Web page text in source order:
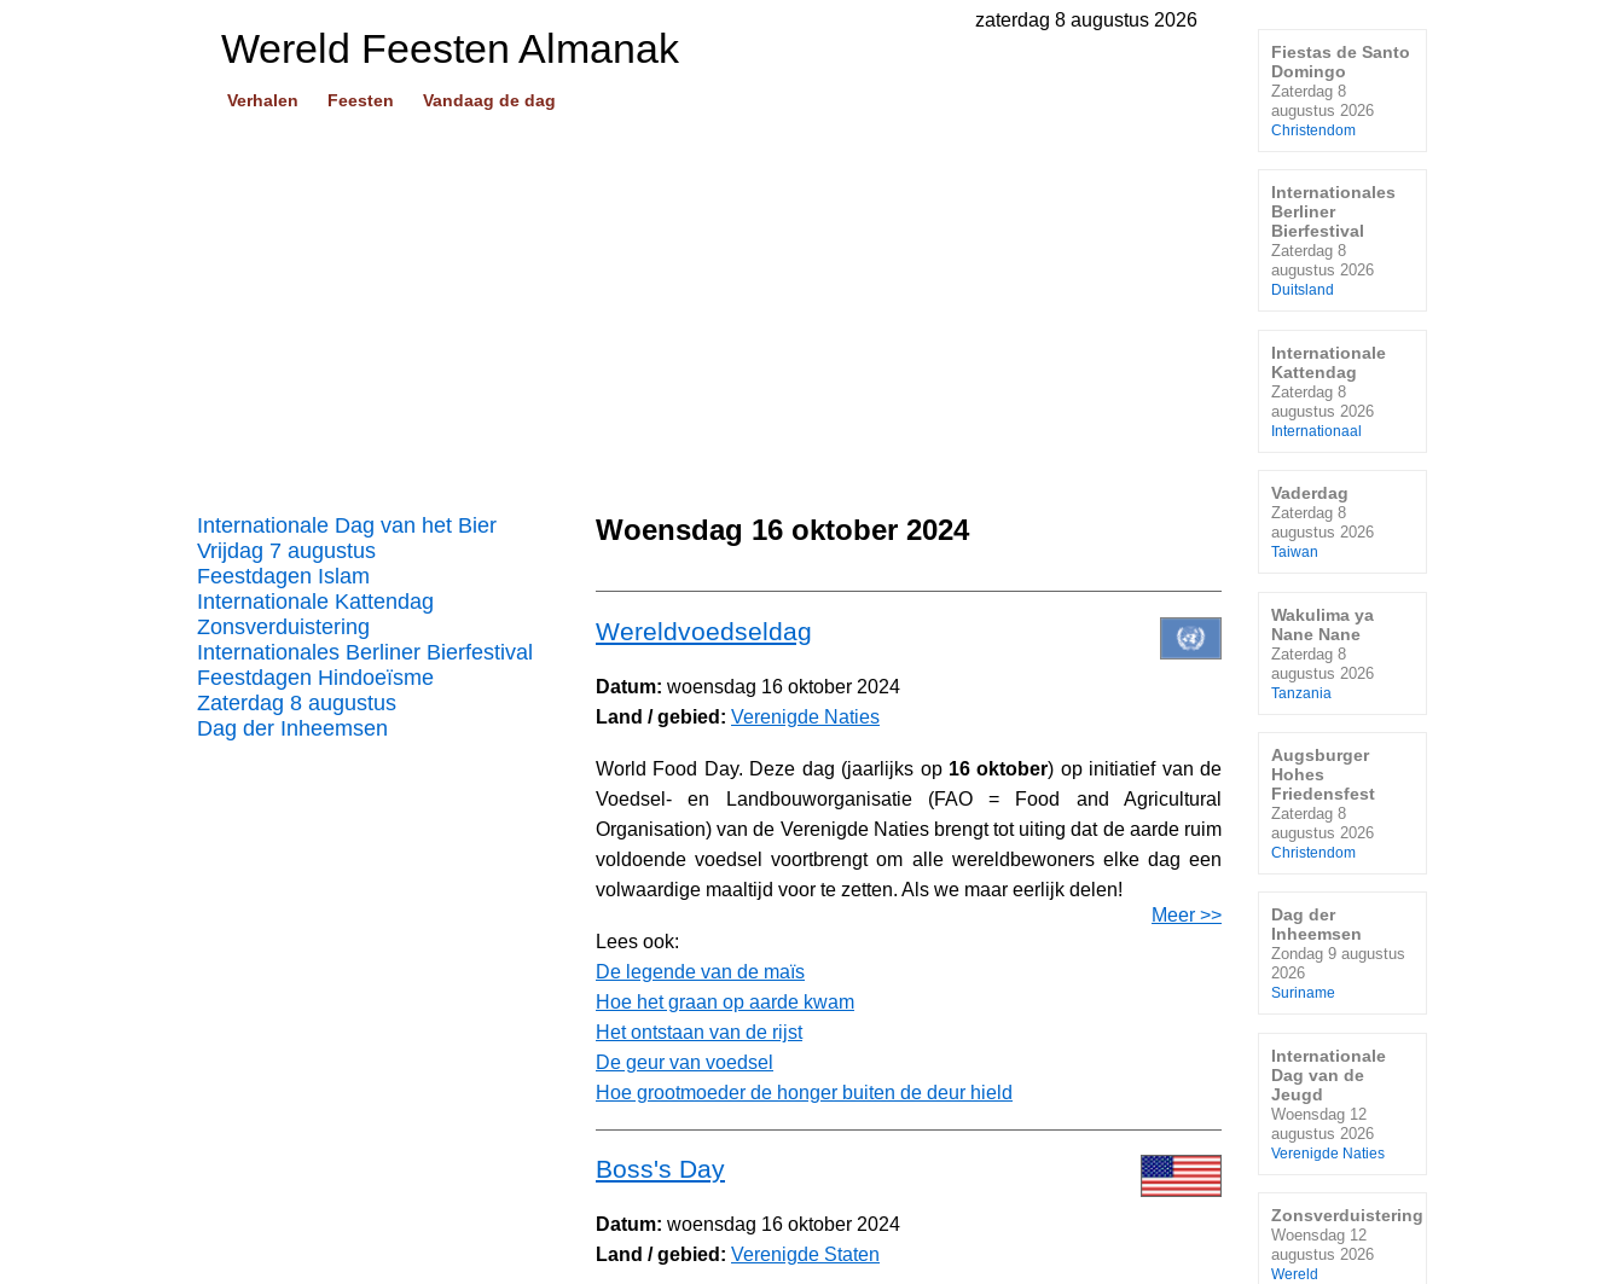
zaterdag 8 augustus 2026
Wereld Feesten Almanak
Verhalen Feesten Vandaag de dag
Internationale Dag van het Bier
Vrijdag 7 augustus
Feestdagen Islam
Internationale Kattendag
Zonsverduistering
Internationales Berliner Bierfestival
Feestdagen Hindoeïsme
Zaterdag 8 augustus
Dag der Inheemsen
Woensdag 16 oktober 2024
Wereldvoedseldag
Datum: woensdag 16 oktober 2024
Land / gebied: Verenigde Naties
World Food Day. Deze dag (jaarlijks op 16 oktober) op initiatief van de
Voedsel- en Landbouworganisatie (FAO = Food and Agricultural
Organisation) van de Verenigde Naties brengt tot uiting dat de aarde ruim
voldoende voedsel voortbrengt om alle wereldbewoners elke dag een
volwaardige maaltijd voor te zetten. Als we maar eerlijk delen!
Meer >>
Lees ook:
De legende van de maïs
Hoe het graan op aarde kwam
Het ontstaan van de rijst
De geur van voedsel
Hoe grootmoeder de honger buiten de deur hield
Boss's Day
Datum: woensdag 16 oktober 2024
Land / gebied: Verenigde Staten
Fiestas de Santo
Domingo
Zaterdag 8
augustus 2026
Christendom
Internationales
Berliner
Bierfestival
Zaterdag 8
augustus 2026
Duitsland
Internationale
Kattendag
Zaterdag 8
augustus 2026
Internationaal
Vaderdag
Zaterdag 8
augustus 2026
Taiwan
Wakulima ya
Nane Nane
Zaterdag 8
augustus 2026
Tanzania
Augsburger
Hohes
Friedensfest
Zaterdag 8
augustus 2026
Christendom
Dag der
Inheemsen
Zondag 9 augustus
2026
Suriname
Internationale
Dag van de
Jeugd
Woensdag 12
augustus 2026
Verenigde Naties
Zonsverduistering
Woensdag 12
augustus 2026
Wereld